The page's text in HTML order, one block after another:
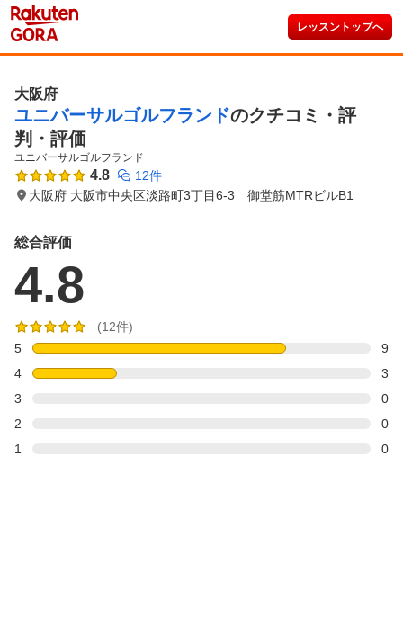
レッスントップへ
大阪府
ユニバーサルゴルフランドのクチコミ・評
判・評価
ユニバーサルゴルフランド
4.8
12件
大阪府 大阪市中央区淡路町3丁目6-3 御堂筋MTRビルB1
総合評価
4.8
(12件)
5
9
4
3
3
0
2
0
1
0